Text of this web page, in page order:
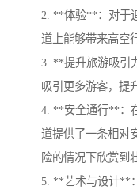
2. **体验**：对于
道上能够带来高空
3. **提升旅游吸引
吸引更多游客，提
4. **安全通行**：
道提供了一条相对
险的情况下欣赏到
5. **艺术与设计**